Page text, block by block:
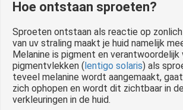
Hoe ontstaan sproeten?
Sproeten ontstaan als reactie op
van uv straling maakt je huid namelijk
Melanine is pigment en verantwoordelijk
pigmentvlekken ( lentigo solaris) als
teveel melanine wordt aangemaakt,
zich ophopen en wordt dit zichtbaar in
verkleuringen in de huid.